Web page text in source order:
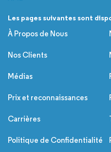
Les pages suivantes sont
À Propos de Nous
Nos Clients
Médias
Prix et reconnaissances
Carrières
Politique de Confidentialité